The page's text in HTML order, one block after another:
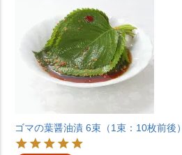
ゴマの葉醤油漬 6束（1束：10枚前後）